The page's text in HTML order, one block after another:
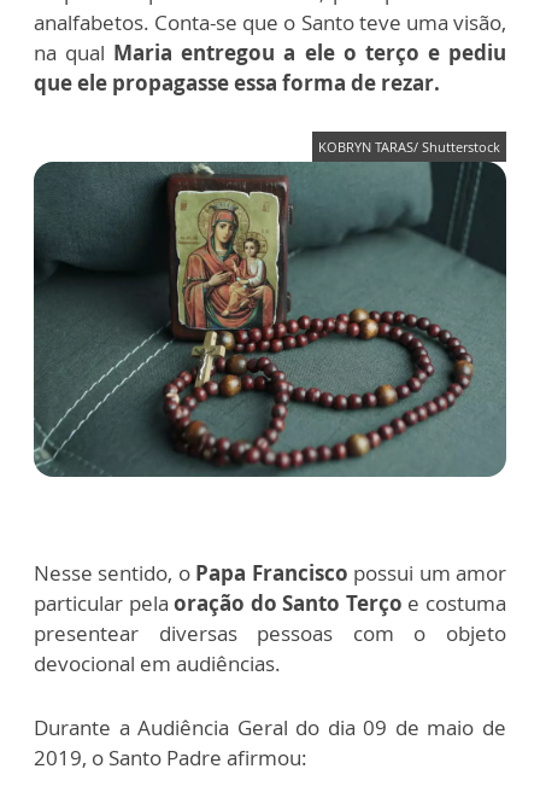
analfabetos. Conta-se que o Santo teve uma visão,
na qual Maria entregou a ele o terço e pediu
que ele propagasse essa forma de rezar.
KOBRYN TARAS/ Shutterstock
Nesse sentido, o Papa Francisco possui um amor
particular pelaoração do Santo Terço e costuma
presentear diversas pessoas com o objeto
devocional em audiências.
Durante a Audiência Geral do dia 09 de maio de
2019, o Santo Padre afirmou: